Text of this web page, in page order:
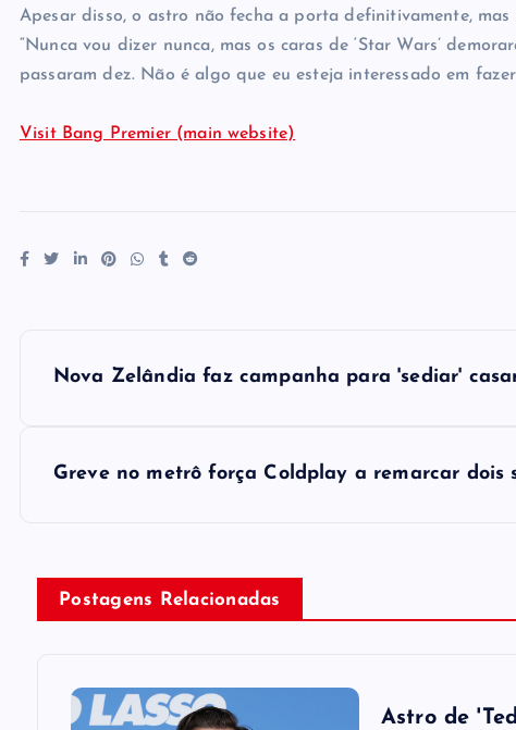
Apesar disso, o astro não fecha a porta definitivamente,
“Nunca vou dizer nunca, mas os caras de ‘Star Wars’
passaram dez. Não é algo que eu esteja interessado em
Visit Bang Premier (main website)
Nova Zelândia faz campanha para 'sediar'
Greve no metrô força Coldplay a remarcar dois
Postagens Relacionadas
Astro de